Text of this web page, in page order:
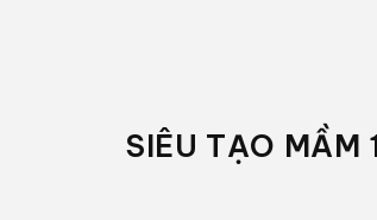
SIÊU TẠO